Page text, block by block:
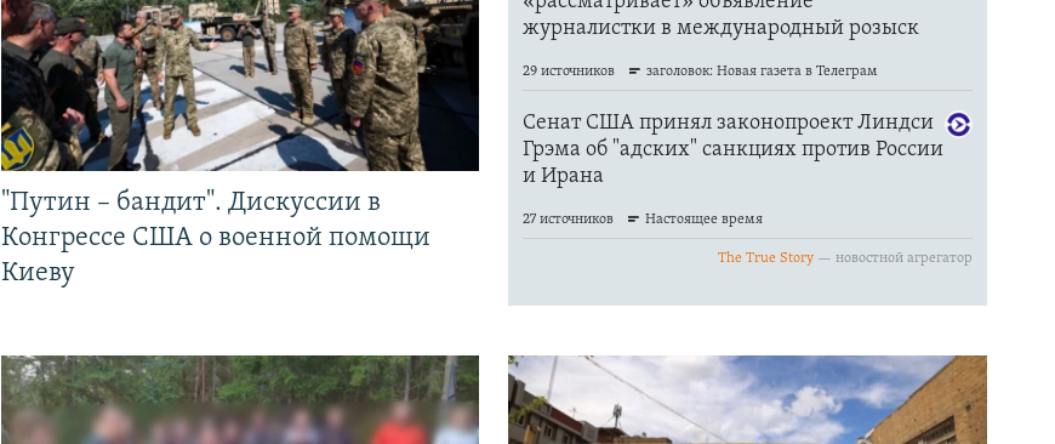
"Путин – бандит". Дискуссии в
Конгрессе США о военной помощи
Киеву